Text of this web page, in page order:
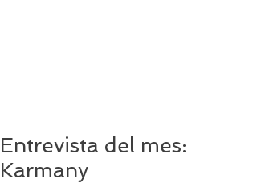
Entrevista del mes:
Karmany